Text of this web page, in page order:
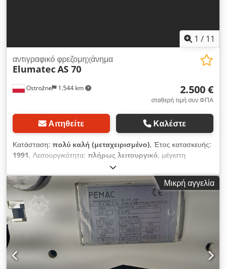
1 / 11
Ostrożne 1.544 km
αντιγραφικό φρεζομηχάνημα
ElumatecAS 70
2.500 €
σταθερή τιμή συν ΦΠΑ
Αιτηθείτε Καλέστε
Κατάσταση: πολύ καλή (μεταχειρισμένο), Έτος κατασκευής:
1991, Λειτουργικότητα: πλήρως λειτουργικό, μέγιστη
12.000 στρ./λ.
Elumatec AS 70/44 1-άξονος αντιγραφικός φρεζοκοπτικός για
προφίλ αλουμινίου και PVC Χαρακτηριστικό Τιμή Τύπος
μηχανήματος 1-άξονος αντιγραφικός φρεζοκοπτικός Περιοχή
κοπής με stop 230 × 90 mm Περιοχή κοπής με καλούπι
αντιγραφής 230 × 90 mm Πεδίο σύσφιξης προφίλ 180 × 130
mm Dsdpszgglkofx Aa Eokr Διαδρομή φρέζας 110 mm
Σύνδεση δικτύου 230/400 V, 3~, 50 Hz Ισχύς κινητήρα 0,74
kW Στροφές ατράκτου 12.000 σ.α.λ. Πίεση λειτουργίας 7 bar
Κατανάλωση αέρα 12 l/κύκλο χωρίς σύστημα ψεκασμού, 24 l/
Μικρή αγγελία